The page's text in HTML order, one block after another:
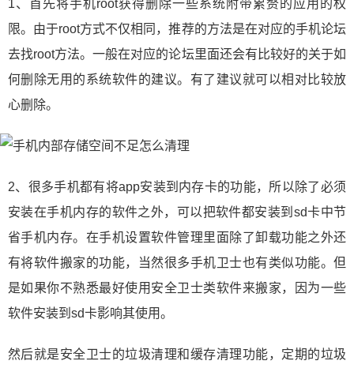
1、首先将手机root获得删除一些系统附带累赘的应用的权
限。由于root方式不仅相同，推荐的方法是在对应的手机论坛
去找root方法。一般在对应的论坛里面还会有比较好的关于如
何删除无用的系统软件的建议。有了建议就可以相对比较放
心删除。
2、很多手机都有将app安装到内存卡的功能，所以除了必须
安装在手机内存的软件之外，可以把软件都安装到sd卡中节
省手机内存。在手机设置软件管理里面除了卸载功能之外还
有将软件搬家的功能，当然很多手机卫士也有类似功能。但
是如果你不熟悉最好使用安全卫士类软件来搬家，因为一些
软件安装到sd卡影响其使用。
然后就是安全卫士的垃圾清理和缓存清理功能，定期的垃圾